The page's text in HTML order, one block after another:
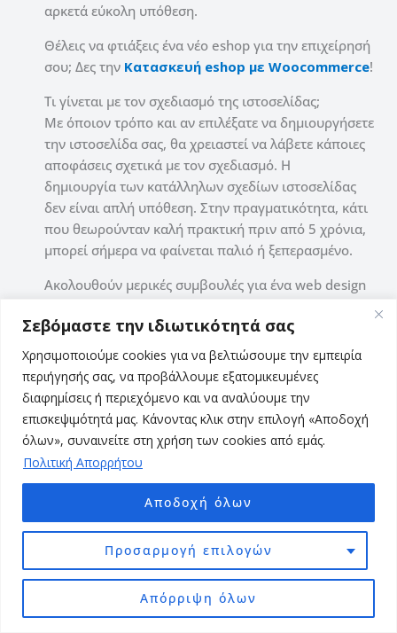
Σεβόμαστε την ιδιωτικότητά σας
Χρησιμοποιούμε cookies για να βελτιώσουμε την εμπειρία
περιήγησής σας, να προβάλλουμε εξατομικευμένες
διαφημίσεις ή περιεχόμενο και να αναλύουμε την
επισκεψιμότητά μας. Κάνοντας κλικ στην επιλογή «Αποδοχή
όλων», συναινείτε στη χρήση των cookies από εμάς.
Πολιτική Απορρήτου
Προσαρμογή επιλογών
Απόρριψη όλων
Αποδοχή όλων
αρκετά εύκολη υπόθεση.
Θέλεις να φτιάξεις ένα νέο eshop για την επιχείρησή
σου; Δες την Κατασκευή eshop με Woocommerce!
Τι γίνεται με τον σχεδιασμό της ιστοσελίδας;
Με όποιον τρόπο και αν επιλέξατε να δημιουργήσετε
την ιστοσελίδα σας, θα χρειαστεί να λάβετε κάποιες
αποφάσεις σχετικά με τον σχεδιασμό. Η
δημιουργία των κατάλληλων σχεδίων ιστοσελίδας
δεν είναι απλή υπόθεση. Στην πραγματικότητα, κάτι
που θεωρούνταν καλή πρακτική πριν από 5 χρόνια,
μπορεί σήμερα να φαίνεται παλιό ή ξεπερασμένο.
Ακολουθούν μερικές συμβουλές για ένα web design
Προσπαθήστε να χρησιμοποιήσετε ένα
ανοιχτόχρωμο (ή λευκό) χρώμα φόντου.
Επιλέξτε ελκυστικά χρώματα που
ταιριάζουν μεταξύ τους.
Διατηρήστε το design καθαρό, απλό και
αφήστε λευκό κενό μεταξύ των
στοιχείων που το συνθέτουν.
Πώς να φτιάξετε ευανάγνωστο κείμενο.
Μην χρησιμοποιείτε πάρα πολλές
διαφορετικές γραμματοσειρές:
Χρησιμοποιήστε μία για τους τίτλους και
μια ακόμη για το κείμενο-περιεχόμενο
και αυτά είναι αρκετά.
Διατηρήστε σταθερό το στυλ και τη